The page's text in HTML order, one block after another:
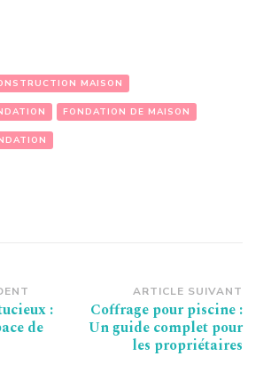
MAISON
FONDATION DE MAISON
:
de
ARTICLE SUIVANT
Coffrage pour piscine :
Un guide complet pour
les propriétaires